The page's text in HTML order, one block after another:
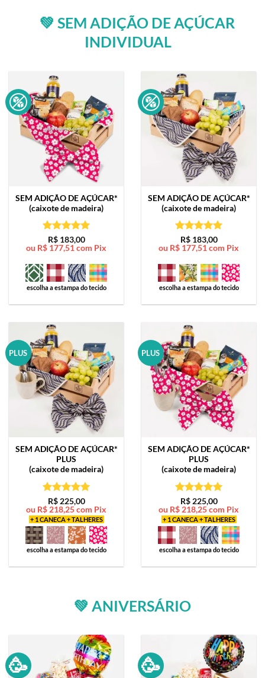
💚 SEM ADIÇÃO DE AÇÚCAR
INDIVIDUAL
SEM ADIÇÃO DE AÇÚCAR*
(caixote de madeira)
Avaliação5
de 5
R$183,00
ou R$ 177,51com Pix
escolha a estampa do tecido
SEM ADIÇÃO DE AÇÚCAR*
(caixote de madeira)
Avaliação5
de 5
R$183,00
ou R$ 177,51com Pix
escolha a estampa do tecido
PLUS
SEM ADIÇÃO DE AÇÚCAR*
PLUS
(caixote de madeira)
Avaliação5
de 5
R$225,00
ou R$ 218,25com Pix
+ 1 CANECA + TALHERES
escolha a estampa do tecido
PLUS
SEM ADIÇÃO DE AÇÚCAR*
PLUS
(caixote de madeira)
Avaliação5
de 5
R$225,00
ou R$ 218,25com Pix
+ 1 CANECA + TALHERES
escolha a estampa do tecido
💚 ANIVERSÁRIO
🥳 🥳